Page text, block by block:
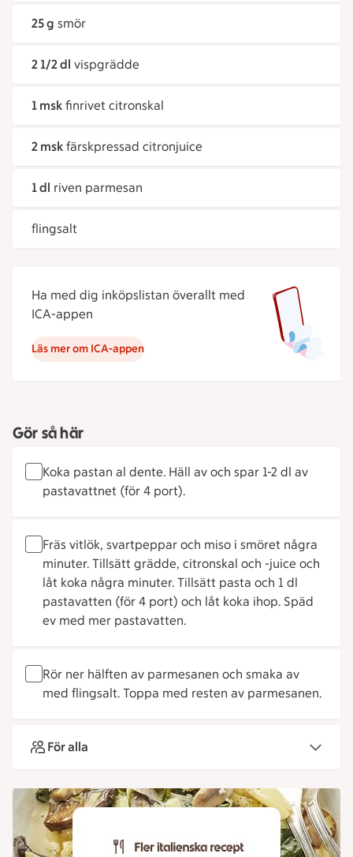
25 g smör
2 1/2 dl vispgrädde
1 msk finrivet citronskal
2 msk färskpressad citronjuice
1 dl riven parmesan
flingsalt
Ha med dig inköpslistan överallt med
ICA-appen
Läs mer om ICA-appen
Gör så här
Koka pastan al dente. Häll av och spar 1-2 dl av
pastavattnet (för 4 port).
Fräs vitlök, svartpeppar och miso i smöret några
minuter. Tillsätt grädde, citronskal och -juice och
låt koka några minuter. Tillsätt pasta och 1 dl
pastavatten (för 4 port) och låt koka ihop. Späd
ev med mer pastavatten.
Rör ner hälften av parmesanen och smaka av
med flingsalt. Toppa med resten av parmesanen.
För alla